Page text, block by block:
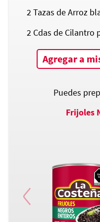
2Tazas de Arroz
2 Cdas de Cilantro
Agregar a
Puedes
Frijoles